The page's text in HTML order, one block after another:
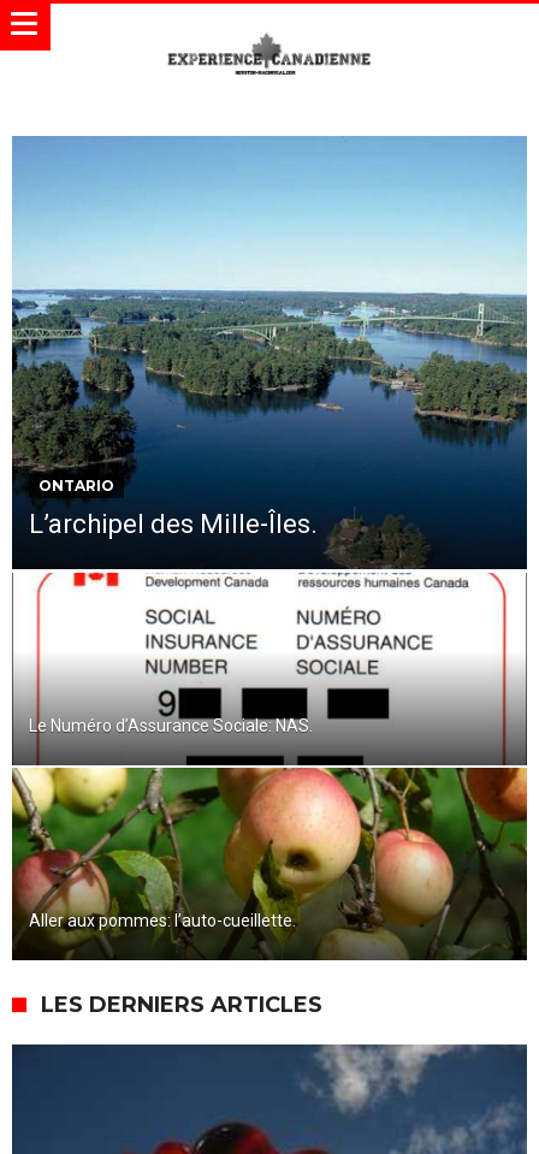
ONTARIO
L’archipel des Mille-Îles.
Le Numéro d’Assurance Sociale: NAS.
Aller aux pommes: l’auto-cueillette.
LES DERNIERS ARTICLES